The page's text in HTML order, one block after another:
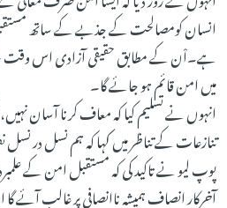
انسان کومصالحت کے جذبے کے ساتھ
ہے۔اْن کے مطابق حقیقی آزادی اس
میں امن قائم ہو جائے گا۔
انہوں نے تسلیم کیا کہ معاف کرنا آسان
تنازعات کے تناظر میں کہا کہ ہم نسل در نسل
پوپ لیو نے تاکید کی کہ مستقبل امن کے
آخرکار انصاف ہمیشہ ناانصافی پر غالب آئے